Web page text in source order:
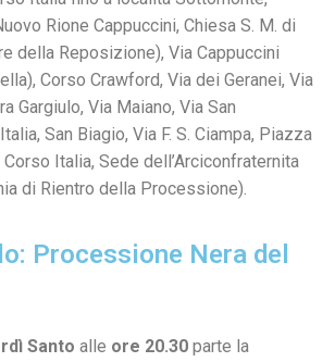
Rione Cappuccini, Chiesa S. M. di
della Reposizione), Via Cappuccini
Corso Crawford, Via dei Geranei, Via
Gargiulo, Via Maiano, Via San
San Biagio, Via F. S. Ciampa, Piazza
Italia, Sede dell’Arciconfraternita
di Rientro della Processione).
Processione Nera del
Santo alle ore 20.30 parte la